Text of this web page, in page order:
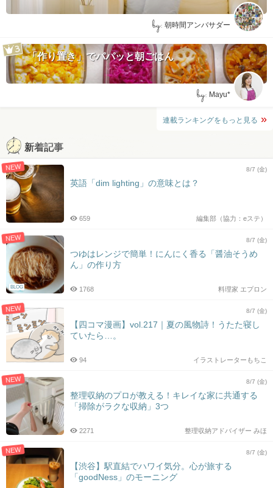
by: 朝時間アンバサダー
「作り置き」でパパッと朝ごはん
by: Mayu*
連載ランキングをもっと見る
新着記事
NEW 8/7 (金)
英語「dim lighting」の意味とは？
編集部（協力：eステ）
659
NEW
BLOG
8/7 (金)
つゆはレンジで簡単！にんにく香る「醤油そうめ
ん」の作り方
料理家 エプロン
1768
NEW 8/7 (金)
【四コマ漫画】vol.217｜夏の風物詩！うたた寝し
ていたら…。
イラストレーターもちこ
94
NEW 8/7 (金)
整理収納のプロが教える！キレイな家に共通する
「掃除がラクな収納」3つ
整理収納アドバイザー みほ
2271
NEW 8/7 (金)
【渋谷】駅直結でハワイ気分。心が旅する
「goodNess」のモーニング